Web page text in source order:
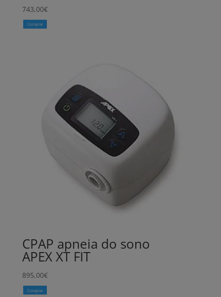
743,00€
Comprar
CPAP apneia do sono
APEX XT FIT
895,00€
Comprar